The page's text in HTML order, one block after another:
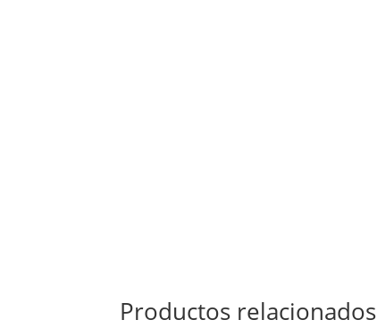
Productos relacionados